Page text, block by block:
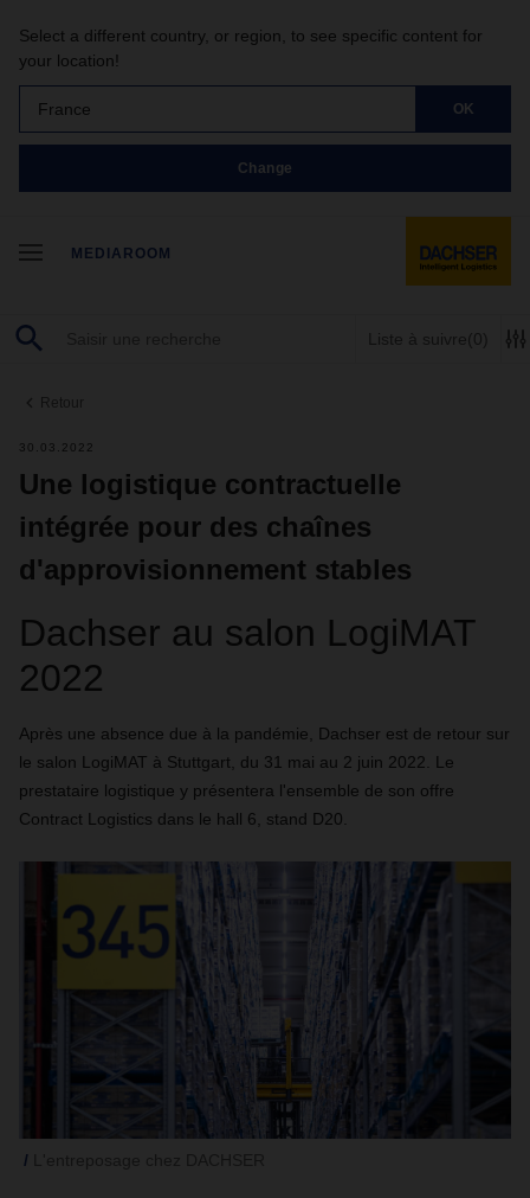
Select a different country, or region, to see specific content for
your location!
France OK
Change
MEDIAROOM
Liste à suivre(0)
Retour
30.03.2022
Une logistique contractuelle
intégrée pour des chaînes
d'approvisionnement stables
Dachser au salon LogiMAT
2022
Après une absence due à la pandémie, Dachser est de retour sur
le salon LogiMAT à Stuttgart, du 31 mai au 2 juin 2022. Le
prestataire logistique y présentera l'ensemble de son offre
Contract Logistics dans le hall 6, stand D20.